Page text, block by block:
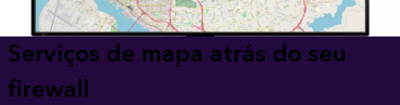
Serviços de mapa atrás do seu
firewall